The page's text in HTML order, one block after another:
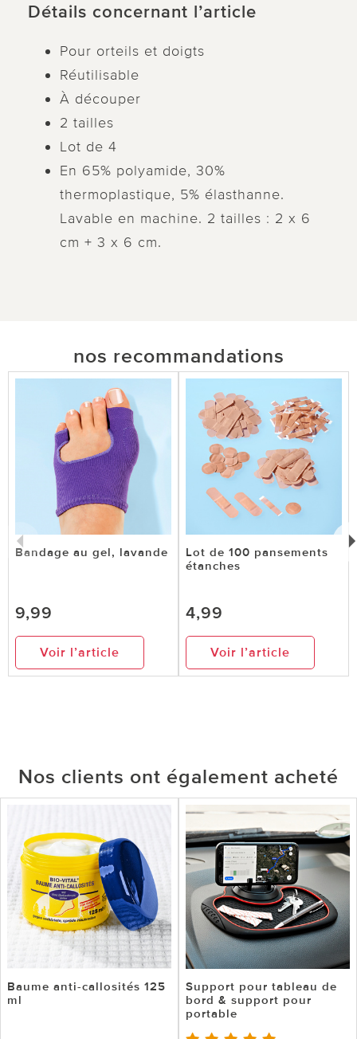
Détails concernant l’article
Pour orteils et doigts
Réutilisable
À découper
2 tailles
Lot de 4
En 65% polyamide, 30%
thermoplastique, 5% élasthanne.
Lavable en machine. 2 tailles : 2 x 6
cm + 3 x 6 cm.
nos recommandations
Bandage au gel, lavande
9,99
Voir l’article
Lot de 100 pansements
étanches
4,99
Voir l’article
Nos clients ont également acheté
Baume anti-callosités 125
ml
Support pour tableau de
bord & support pour
portable